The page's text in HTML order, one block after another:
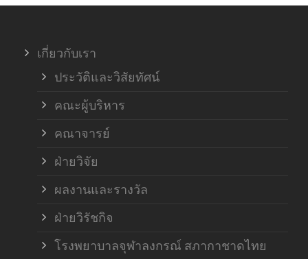
เกี่ยวกับเรา
ประวัติและวิสัยทัศน์
คณะผู้บริหาร
คณาจารย์
ฝ่ายวิจัย
ผลงานและรางวัล
ฝ่ายวิรัชกิจ
โรงพยาบาลจุฬาลงกรณ์ สภากาชาดไทย